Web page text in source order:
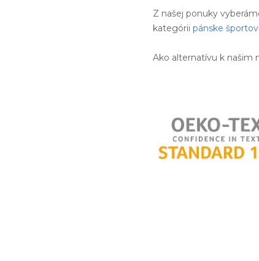
Z našej ponuky
kategórii pánske
Ako alternatívu k našim